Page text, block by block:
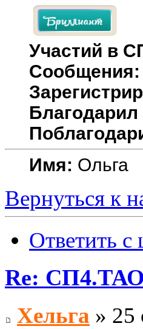
Участий в
Сообщения:
Благодарил
Имя: Ольга
Вернуться к
Ответить с
Re:
Хельга » 25